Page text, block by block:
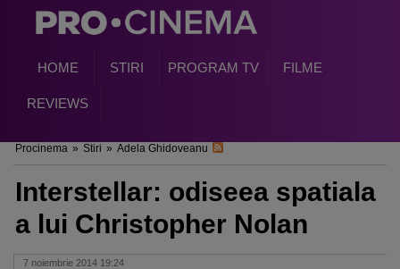
HOME STIRI PROGRAM TV FILME
REVIEWS
Procinema » Stiri » Adela Ghidoveanu
Interstellar: odiseea spatiala
a lui Christopher Nolan
7 noiembrie 2014 19:24